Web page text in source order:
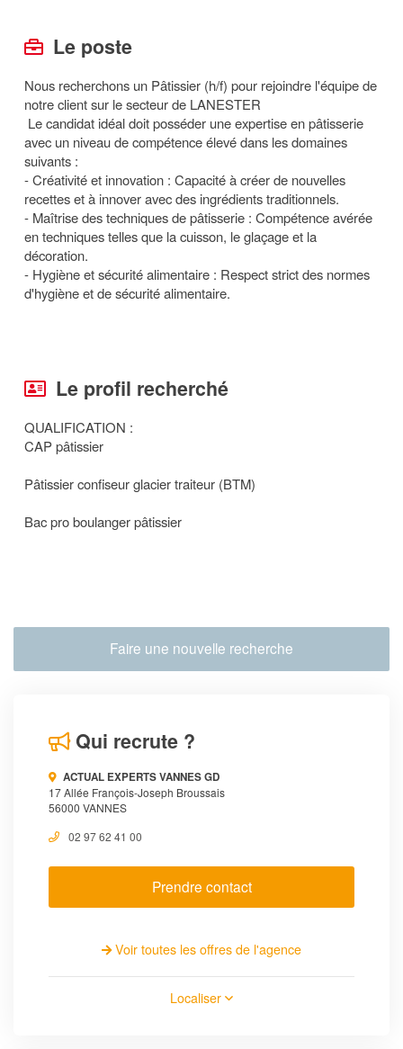
Le poste
Nous recherchons un Pâtissier (h/f) pour rejoindre l'équipe de
notre client sur le secteur de LANESTER
Le candidat idéal doit posséder une expertise en pâtisserie
avec un niveau de compétence élevé dans les domaines
suivants :
- Créativité et innovation : Capacité à créer de nouvelles
recettes et à innover avec des ingrédients traditionnels.
- Maîtrise des techniques de pâtisserie : Compétence avérée
en techniques telles que la cuisson, le glaçage et la
décoration.
- Hygiène et sécurité alimentaire : Respect strict des normes
d'hygiène et de sécurité alimentaire.
Le profil recherché
QUALIFICATION :
CAP pâtissier
Pâtissier confiseur glacier traiteur (BTM)
Bac pro boulanger pâtissier
Faire une nouvelle recherche
Qui recrute ?
ACTUAL EXPERTS VANNES GD
17 Allée François-Joseph Broussais
56000 VANNES
02 97 62 41 00
Prendre contact
Voir toutes les offres de l'agence
Localiser